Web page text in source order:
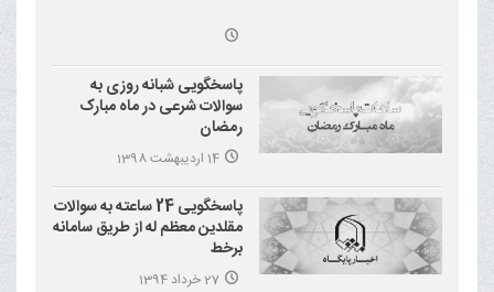
پاسخگویی شبانه روزی به
سوالات شرعی در ماه مبارک
رمضان
14 اردیبهشت 1398
پاسخگویی 24 ساعته به سوالات
مقلدین معظم له از طریق سامانه
برخط
27 خرداد 1394